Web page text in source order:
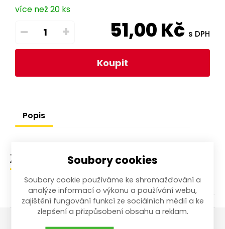
více než 20 ks
– + 51,00Kč s DPH
Koupit
Popis
Zařazení zbožíSoubory cookies
Soubory cookie používáme ke shromažďování a
analýze informací o výkonu a používání webu,
zajištění fungování funkcí ze sociálních médií a ke
zlepšení a přizpůsobení obsahu a reklam.